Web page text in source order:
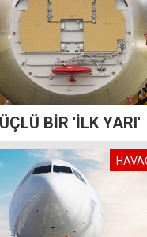
BİR 'İLK YARI'